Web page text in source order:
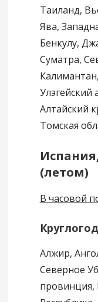
Таиланд,
Ява,
Бенкулу,
Суматра,
Улэгейский
Алтайский
Томская
(летом)
В часовой
Алжир,
Северное
провинция,